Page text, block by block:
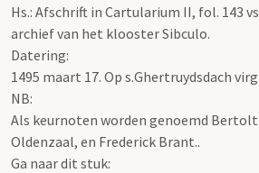
Hs.: Afschrift in Cartularium II, fol. 143
archief van het klooster Sibculo.
Datering:
1495 maart 17. Op s.Ghertruydsdach
NB:
Als keurnoten worden genoemd
Oldenzaal, en Frederick Brant..
Ga naar dit stuk: